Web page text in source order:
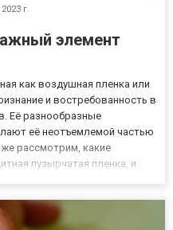
г.
элемент
как воздушная пленка или
и востребованность в
Её разнообразные
её неотъемлемой частью
рассмотрим, какие
пузырчатая пленка, и